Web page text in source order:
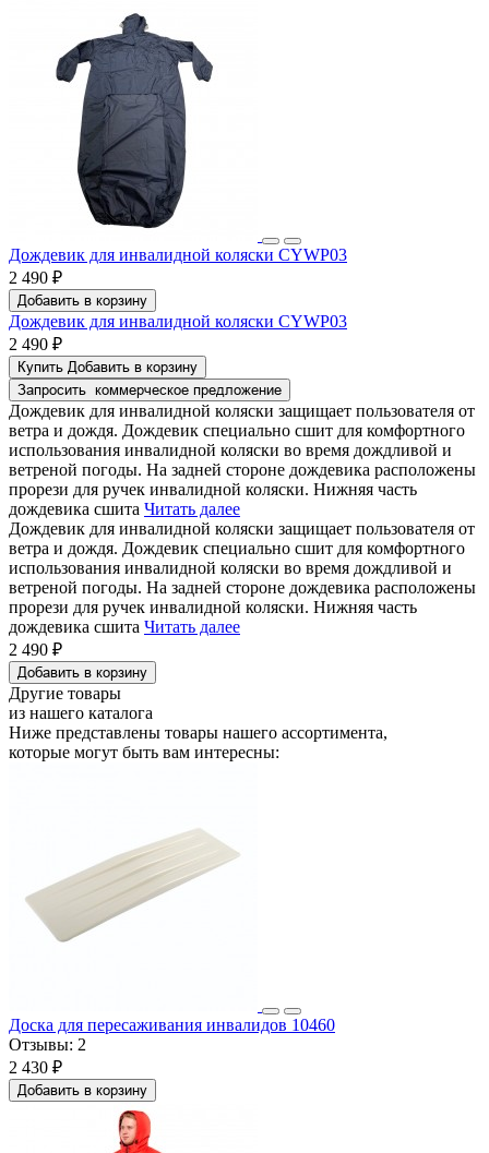
Дождевик для инвалидной коляски CYWP03
2 490 ₽
Добавить в корзину
Дождевик для инвалидной коляски CYWP03
2 490 ₽
Купить Добавить в корзину
Запросить коммерческое предложение
Дождевик для инвалидной коляски защищает пользователя от
ветра и дождя. Дождевик специально сшит для комфортного
использования инвалидной коляски во время дождливой и
ветреной погоды. На задней стороне дождевика расположены
прорези для ручек инвалидной коляски. Нижняя часть
дождевика сшита Читать далее
Дождевик для инвалидной коляски защищает пользователя от
ветра и дождя. Дождевик специально сшит для комфортного
использования инвалидной коляски во время дождливой и
ветреной погоды. На задней стороне дождевика расположены
прорези для ручек инвалидной коляски. Нижняя часть
дождевика сшита Читать далее
2 490 ₽
Добавить в корзину
Другие товары
из нашего каталога
Ниже представлены товары нашего ассортимента,
которые могут быть вам интересны:
Доска для пересаживания инвалидов 10460
Отзывы: 2
2 430 ₽
Добавить в корзину